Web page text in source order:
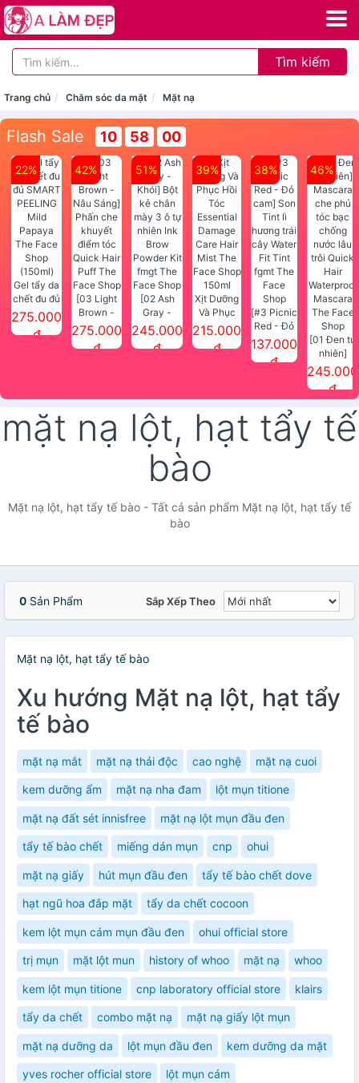
Tìm kiếm
Trang chủ Chăm sóc da mặt Mặt nạ
Flash Sale 10 57 59
22%
Gel tẩy da
chết đu đủ
SMART
PEELING
275.000
đ
42%
[03 Light
Brown -
Nâu Sáng]
Phấn che
275.000
đ
51%
[02 Ash
Gray -
Khói] Bột
kẻ chân
Face Shop
245.000
đ
39%
Xịt Dưỡng
Và Phục
Hồi Tóc
Essential
215.000
đ
38%
[#3 Picnic
Red - Đỏ
cam] Son
fgmt The
Face
Shop
137.000
đ
46%
[01 Đen tự
nhiên]
Mascara
che phủ
nước lâu
trôi Quick
Shop
245.000
đ
mặt nạ lột, hạt tẩy tế
bào
Mặt nạ lột, hạt tẩy tế bào - Tất cả sản phẩm Mặt nạ lột, hạt tẩy tế
bào
0 Sản Phẩm Sắp Xếp Theo
Mặt nạ lột, hạt tẩy tế bào
Xu hướng Mặt nạ lột, hạt tẩy
tế bào
mặt nạ mắt mặt nạ thải độc cao nghệ mặt nạ cuoi
kem dưỡng ẩm mặt nạ nha đam lột mụn titione
mặt nạ đất sét innisfree mặt nạ lột mụn đầu đen
tẩy tế bào chết miếng dán mụn cnp ohui
mặt nạ giấy hút mụn đầu đen tẩy tế bào chết dove
hạt ngũ hoa đắp mặt tẩy da chết cocoon
kem lột mụn cám mụn đầu đen ohui official store
trị mụn mặt lột mun history of whoo mặt nạ whoo
kem lột mụn titione cnp laboratory official store klairs
tẩy da chết combo mặt nạ mặt nạ giấy lột mụn
mặt nạ dưỡng da lột mụn đầu đen kem dưỡng da mặt
yves rocher official store lột mụn cám